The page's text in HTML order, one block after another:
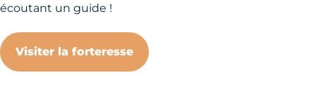
écoutant un guide !
Visiter la forteresse